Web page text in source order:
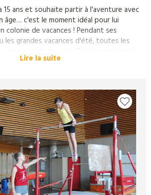
15 ans et souhaite partir à l'aventure avec
âge… c'est le moment idéal pour lui
colonie de vacances ! Pendant ses
les grandes vacances d'été, toutes les
pour partir en colo, Découvrez sans plus
de colonies de vacances spécialement
ado trouve son bonheur.
Lire la suite